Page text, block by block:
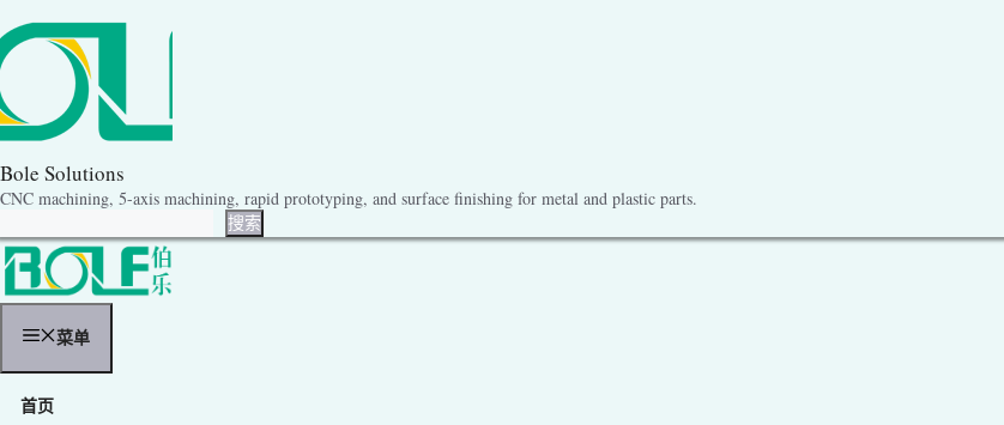
至
内
Bole Solutions
CNC machining, 5-axis machining, rapid prototyping, and surface finishing for metal and plastic parts.
搜索
菜单
首页